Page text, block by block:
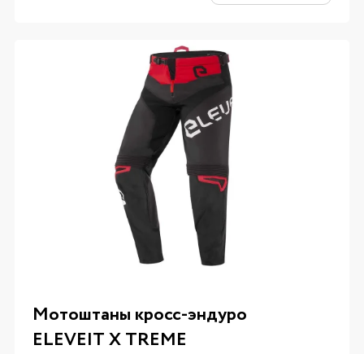
Мотоштаны кросс-эндуро
ELEVEIT X TREME